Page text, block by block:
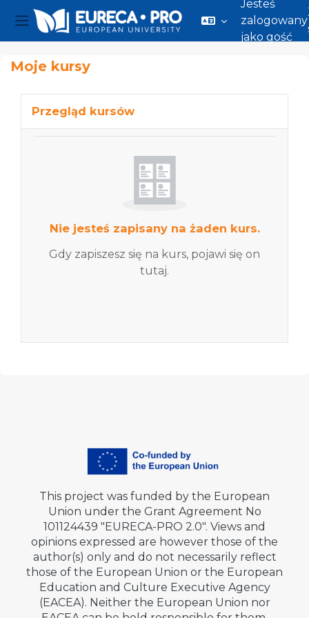
Panel boczny
Jesteś
zalogowany
jako gość
Moje kursy
Główne bloki treści
Przegląd kursów
Nie jesteś zapisany na żaden kurs.
Gdy zapiszesz się na kurs, pojawi się on
tutaj.
This project was funded by the European
Union under the Grant Agreement No
101124439 "EURECA-PRO 2.0". Views and
opinions expressed are however those of the
author(s) only and do not necessarily reflect
those of the European Union or the European
Education and Culture Executive Agency
(EACEA). Neither the European Union nor